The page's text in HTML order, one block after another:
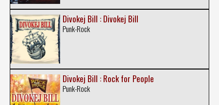
Divokej Bill : Divokej Bill
Punk-Rock
Divokej Bill : Rock for People
Punk-Rock